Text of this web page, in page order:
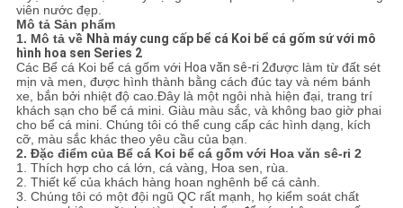
POLICY
viên nước đẹp.
Mô tả Sản phẩm
1. Mô tả về Nhà máy cung cấp bể cá Koi bể cá gốm sứ với mô
hình hoa sen Series 2
Các Bể cá Koi bể cá gốm với Hoa văn sê-ri 2được làm từ đất sét
mịn và men, được hình thành bằng cách đúc tay và ném bánh
xe, bắn bởi nhiệt độ cao.Đây là một ngôi nhà hiện đại, trang trí
khách sạn cho bể cá mini. Giàu màu sắc, và không bao giờ phai
cho bể cá mini. Chúng tôi có thể cung cấp các hình dạng, kích
cỡ, màu sắc khác theo yêu cầu của bạn.
2. Đặc điểm của Bể cá Koi bể cá gốm với Hoa văn sê-ri 2
1. Thích hợp cho cá lớn, cá vàng, Hoa sen, rùa.
2. Thiết kế của khách hàng hoan nghênh bể cá cảnh.
3. Chúng tôi có một đội ngũ QC rất mạnh, họ kiểm soát chất